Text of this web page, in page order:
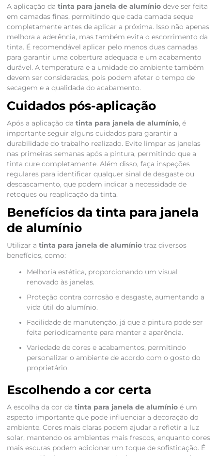
A aplicação da tinta para janela de alumíniodeve ser feita
em camadas finas, permitindo que cada camada seque
completamente antes de aplicar a próxima. Isso não apenas
melhora a aderência, mas também evita o escorrimento da
tinta. É recomendável aplicar pelo menos duas camadas
para garantir uma cobertura adequada e um acabamento
durável. A temperatura e a umidade do ambiente também
devem ser consideradas, pois podem afetar o tempo de
secagem e a qualidade do acabamento.
Cuidados pós-aplicação
Após a aplicação da tinta para janela de alumínio, é
importante seguir alguns cuidados para garantir a
durabilidade do trabalho realizado. Evite limpar as janelas
nas primeiras semanas após a pintura, permitindo que a
tinta cure completamente. Além disso, faça inspeções
regulares para identificar qualquer sinal de desgaste ou
descascamento, que podem indicar a necessidade de
retoques ou reaplicação da tinta.
Benefícios da tinta para janela
de alumínio
Utilizar a tinta para janela de alumíniotraz diversos
benefícios, como:
Melhoria estética, proporcionando um visual
renovado às janelas.
Proteção contra corrosão e desgaste, aumentando a
vida útil do alumínio.
Facilidade de manutenção, já que a pintura pode ser
feita periodicamente para manter a aparência.
Variedade de cores e acabamentos, permitindo
personalizar o ambiente de acordo com o gosto do
proprietário.
Escolhendo a cor certa
A escolha da cor da tinta para janela de alumínioé um
aspecto importante que pode influenciar a decoração do
ambiente. Cores mais claras podem ajudar a refletir a luz
solar, mantendo os ambientes mais frescos, enquanto cores
mais escuras podem adicionar um toque de sofisticação. É